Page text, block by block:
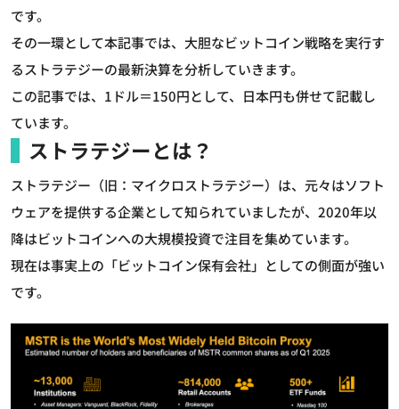
です。
その一環として本記事では、大胆なビットコイン戦略を実行す
るストラテジーの最新決算を分析していきます。
この記事では、1ドル＝150円として、日本円も併せて記載し
ています。
ストラテジーとは？
ストラテジー（旧：マイクロストラテジー）は、元々はソフト
ウェアを提供する企業として知られていましたが、2020年以
降はビットコインへの大規模投資で注目を集めています。
現在は事実上の「ビットコイン保有会社」としての側面が強い
です。